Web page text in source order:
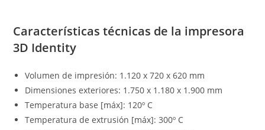
Características técnicas de la impresora
3D Identity
Volumen de impresión: 1.120 x 720 x 620 mm
Dimensiones exteriores: 1.750 x 1.180 x 1.900 mm
Temperatura base [máx]: 120º C
Temperatura de extrusión [máx]: 300º C